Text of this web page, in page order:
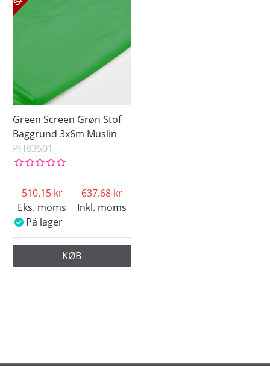
Green Screen Grøn Stof
Baggrund 3x6m Muslin
PH83501
Eks. moms
510.15
Inkl. moms
637.68
På lager
KØB